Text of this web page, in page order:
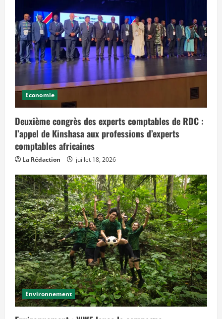
Economie
Deuxième congrès des experts comptables de RDC :
l’appel de Kinshasa aux professions d’experts
comptables africaines
La Rédaction juillet 18, 2026
Environnement